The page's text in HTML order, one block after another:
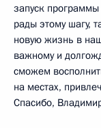
запуск
рады этому шагу,
новую жизнь в
важному и
сможем
на местах,
Спасибо,